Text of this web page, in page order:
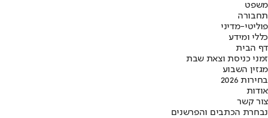
משפט
תחבורה
פוליטי-מדיני
כללי ומידע
דף הבית
זמני כניסת וצאת שבת
מגזין השבוע
בחירות 2026
אודות
צור קשר
נבחרת הכתבים והפרשנים